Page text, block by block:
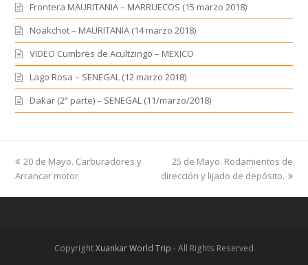
Frontera MAURITANIA – MARRUECOS (15 marzo 2018)
Noakchot – MAURITANIA (14 marzo 2018)
VIDEO Cumbres de Acultzingo – MEXICO
Lago Rosa – SENEGAL (12 marzo 2018)
Dakar (2ª parte) – SENEGAL (11/marzo/2018)
previous
post:
20 de Mayo. Carburadores y
Arrancar motor
next
post:
25 de Mayo. Rodamientos de
dirección y lijado de depósito.
CopyrightXuankar World Trip - All Rights Reserved